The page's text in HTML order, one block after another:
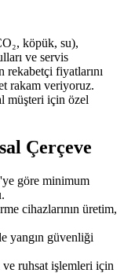
köpük, su),
ve servis
rekabetçi fiyatlarını
rakam veriyoruz.
müşteri için özel
Çerçeve
göre minimum
cihazlarının üretim,
yangın güvenliği
ve ruhsat işlemleri için